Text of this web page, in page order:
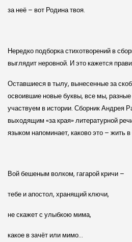
за неё – вот Родина твоя.
Нередко подборка стихотворений в
выглядит неровной. И это кажется
Оставшиеся в тылу, вынесенные за
освоившие новые буквы, все мы,
участвуем в истории. Сборник Андрея
выходящим «за края» литературной
языком напоминает, каково это – жить
Вой бешеным волком, гагарой кричи –
тебе и апостол, хранящий ключи,
не скажет с улыбкою мима,
какое в зачёт или мимо…